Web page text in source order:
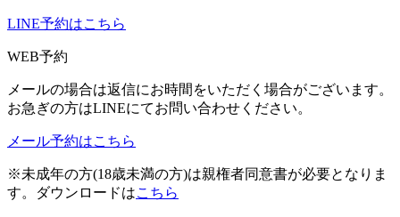
LINE予約はこちら
WEB予約
メールの場合は返信にお時間をいただく場合がございます。
お急ぎの方はLINEにてお問い合わせください。
メール予約はこちら
※未成年の方(18歳未満の方)は親権者同意書が必要となりま
す。ダウンロードはこちら